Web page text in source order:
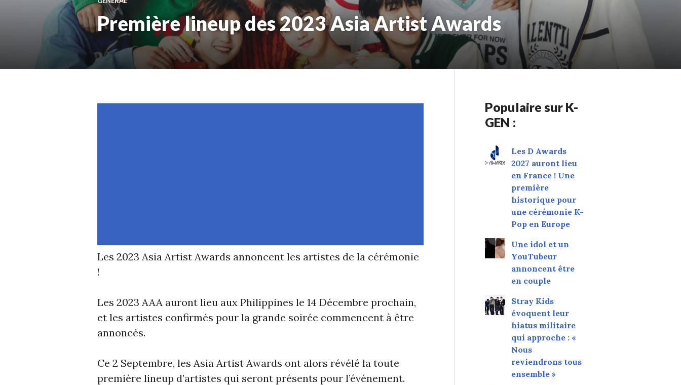
Première lineup des 2023 Asia Artist Awards
Les 2023 Asia Artist Awards annoncent les artistes de la cérémonie
!
Les 2023 AAA auront lieu aux Philippines le 14 Décembre prochain,
et les artistes confirmés pour la grande soirée commencent à être
annoncés.
Ce 2 Septembre, les Asia Artist Awards ont alors révélé la toute
première lineup d’artistes qui seront présents pour l’événement.
Populaire sur K-
GEN :
Les D Awards
2027 auront lieu
en France ! Une
première
historique pour
une cérémonie K-
Pop en Europe
Une idol et un
YouTubeur
annoncent être
en couple
Stray Kids
évoquent leur
hiatus militaire
qui approche : «
Nous
reviendrons tous
ensemble »